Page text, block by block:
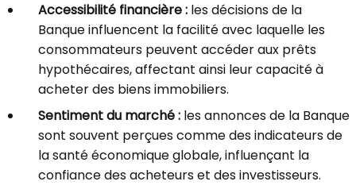
Accessibilité financière : les décisions de la
Banque influencent la facilité avec laquelle les
consommateurs peuvent accéder aux prêts
hypothécaires, affectant ainsi leur capacité à
acheter des biens immobiliers.
Sentiment du marché : les annonces de la Banque
sont souvent perçues comme des indicateurs de
la santé économique globale, influençant la
confiance des acheteurs et des investisseurs.